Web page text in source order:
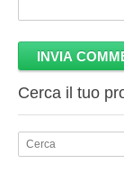
Cerca il tuo